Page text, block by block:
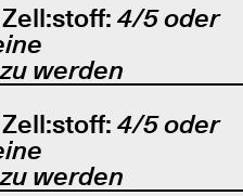
4/5 oder
werden
4/5 oder
werden